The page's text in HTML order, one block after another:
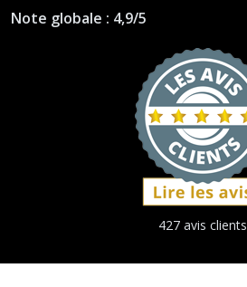
Note globale : 4,9/5
427 avis clients